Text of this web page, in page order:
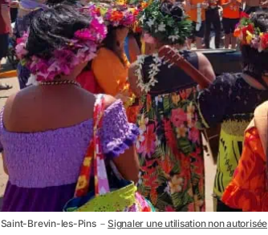
Brevin-les-Pins －Signaler une utilisation non autorisée